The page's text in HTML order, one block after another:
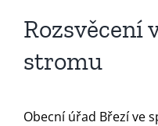
Rozsvěcení
stromu
Obecní úřad Březí ve